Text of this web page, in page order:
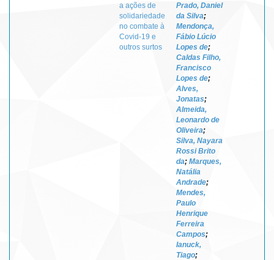
a ações de
solidariedade
no combate à
Covid-19 e
outros surtos
Prado, Daniel
da Silva;
Mendonça,
Fábio Lúcio
Lopes de;
Caldas Filho,
Francisco
Lopes de;
Alves,
Jonatas;
Almeida,
Leonardo de
Oliveira;
Silva, Nayara
Rossi Brito
da; Marques,
Natália
Andrade;
Mendes,
Paulo
Henrique
Ferreira
Campos;
Ianuck,
Tiago;